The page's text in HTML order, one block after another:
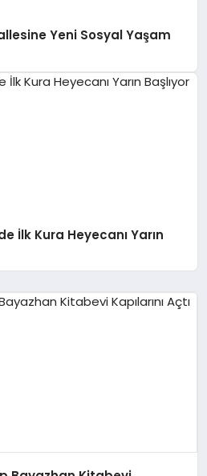
Yeni Sosyal Yaşam
İlk Kura Heyecanı Yarın